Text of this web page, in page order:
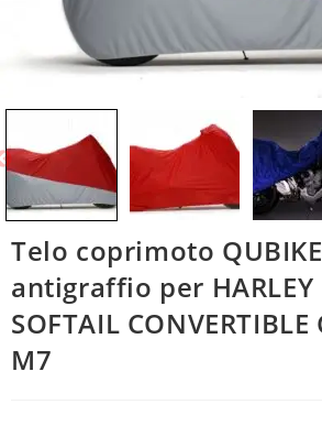
Telo coprimoto
antigraffio per HARLEY
SOFTAIL
M7